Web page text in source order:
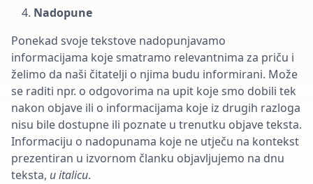
Nadopune
Ponekad svoje tekstove nadopunjavamo
informacijama koje smatramo relevantnima za priču i
želimo da naši čitatelji o njima budu informirani. Može
se raditi npr. o odgovorima na upit koje smo dobili tek
nakon objave ili o informacijama koje iz drugih razloga
nisu bile dostupne ili poznate u trenutku objave teksta.
Informaciju o nadopunama koje ne utječu na kontekst
prezentiran u izvornom članku objavljujemo na dnu
teksta, u italicu.